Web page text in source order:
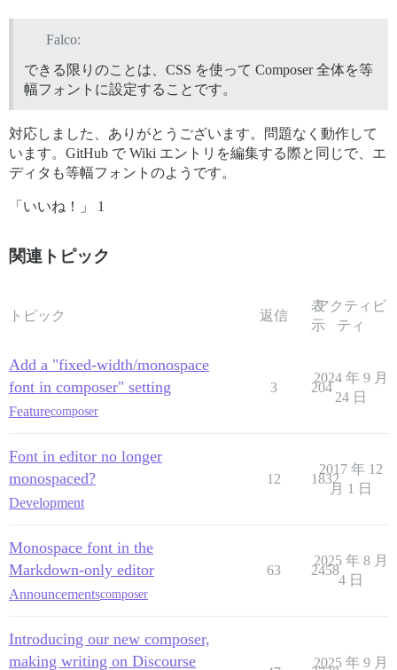
Falco:
できる限りのことは、CSS を使って Composer 全体を等
幅フォントに設定することです。
対応しました、ありがとうございます。問題なく動作して
います。GitHub で Wiki エントリを編集する際と同じで、エ
ディタも等幅フォントのようです。
「いいね！」 1
関連トピック
トピック 返信
表
示
アクティビ
ティ
Add a "fixed-width/monospace
font in composer" setting
Featurecomposer
3 204
2024 年 9 月
24 日
Font in editor no longer
monospaced?
Development
12 1832
2017 年 12
月 1 日
Monospace font in the
Markdown-only editor
Announcementscomposer
63 2458
2025 年 8 月
4 日
Introducing our new composer,
making writing on Discourse
2025 年 9 月